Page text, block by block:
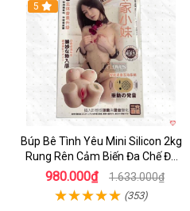
5
Búp Bê Tình Yêu Mini Silicon 2kg
Rung Rên Cảm Biến Đa Chế Độ
Sành Điệu
980.000₫ 1.633.000₫
(353)